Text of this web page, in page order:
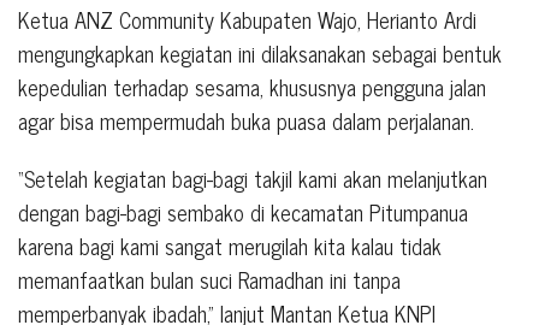
Ketua ANZ Community Kabupaten Wajo, Herianto Ardi
mengungkapkan kegiatan ini dilaksanakan sebagai bentuk
kepedulian terhadap sesama, khususnya pengguna jalan
agar bisa mempermudah buka puasa dalam perjalanan.
“Setelah kegiatan bagi-bagi takjil kami akan melanjutkan
dengan bagi-bagi sembako di kecamatan Pitumpanua
karena bagi kami sangat merugilah kita kalau tidak
memanfaatkan bulan suci Ramadhan ini tanpa
memperbanyak ibadah,” lanjut Mantan Ketua KNPI